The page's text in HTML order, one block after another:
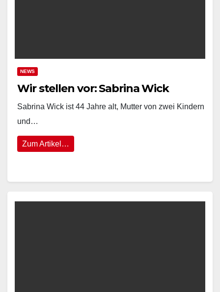
NEWS
Wir stellen vor: Sabrina Wick
Sabrina Wick ist 44 Jahre alt, Mutter von zwei Kindern
und…
Zum Artikel…